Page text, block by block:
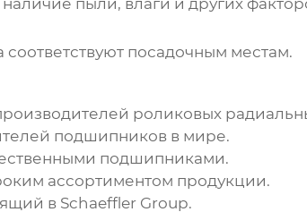
пыли, влаги и других
посадочным местам.
роликовых
подшипников в мире.
подшипниками.
ассортиментом продукции.
в Schaeffler Group.